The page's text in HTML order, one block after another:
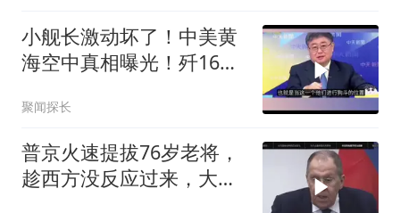
小舰长激动坏了！中美黄
海空中真相曝光！歼16狗
对武力！
聚闻探长
普京火速提拔76岁老将，
趁西方没反应过来，大鹅